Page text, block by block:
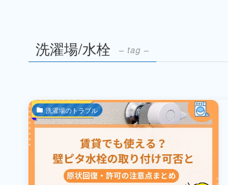
洗濯場/水栓 – tag –
洗濯場のトラブル